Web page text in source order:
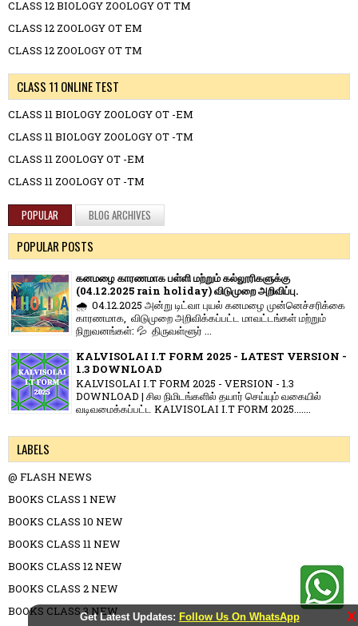
Get Latest Updates: Follow Us On WhatsApp X
CLASS 12 BIOLOGY ZOOLOGY OT TM
CLASS 12 ZOOLOGY OT EM
CLASS 12 ZOOLOGY OT TM
CLASS 11 ONLINE TEST
CLASS 11 BIOLOGY ZOOLOGY OT -EM
CLASS 11 BIOLOGY ZOOLOGY OT -TM
CLASS 11 ZOOLOGY OT -EM
CLASS 11 ZOOLOGY OT -TM
POPULAR BLOG ARCHIVES
POPULAR POSTS
கனமழை காரணமாக பள்ளி மற்றும் கல்லூரிகளுக்கு
(04.12.2025 rain holiday) விடுமுறை அறிவிப்பு.
🌧️ 04.12.2025 அன்று டிட்வா புயல் கனமழை முன்னெச்சரிக்கை
காரணமாக, விடுமுறை அறிவிக்கப்பட்ட மாவட்டங்கள் மற்றும்
நிறுவனங்கள்: 💦 திருவள்ளூர் ...
KALVISOLAI I.T FORM 2025 - LATEST VERSION -
1.3 DOWNLOAD
KALVISOLAI I.T FORM 2025 - VERSION - 1.3
DOWNLOAD | சில நிமிடங்களில் தயார் செய்யும் வகையில்
வடிவமைக்கப்பட்ட KALVISOLAI I.T FORM 2025.......
LABELS
@ FLASH NEWS
BOOKS CLASS 1 NEW
BOOKS CLASS 10 NEW
BOOKS CLASS 11 NEW
BOOKS CLASS 12 NEW
BOOKS CLASS 2 NEW
BOOKS CLASS 3 NEW